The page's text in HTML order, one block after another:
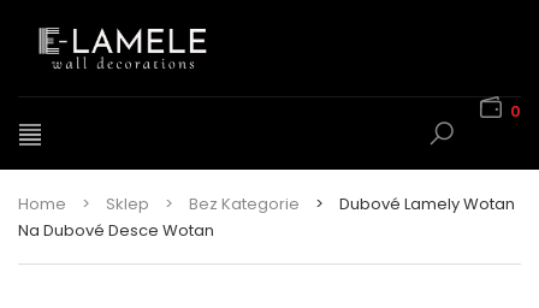
0
Home > Sklep > Bez Kategorie >
Dubové Lamely Wotan
Na Dubové Desce Wotan